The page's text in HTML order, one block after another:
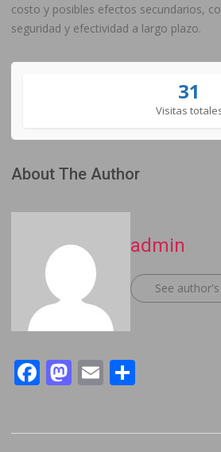
costo y posibles efectos secundarios,
seguridad y efectividad a largo plazo.
31
Visitas
About The Author
admin
See
Facebook
Mastodon
Email